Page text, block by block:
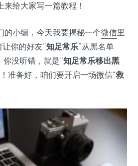
给大家写一篇教程！
的小编，今天我要揭秘一个微信里
你的好友“知足常乐”从黑名单
你没听错，就是“知足常乐移出黑
准备好，咱们要开启一场微信“救